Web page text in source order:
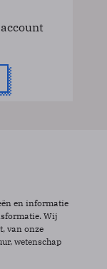
en informatie
Wij
van onze
wetenschap